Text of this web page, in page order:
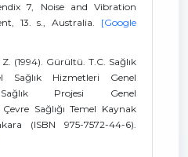
7, Noise and Vibration
13. s., Australia. [Google
(1994). Gürültü. T.C. Sağlık
Sağlık Hizmetleri Genel
Projesi Genel
Sağlığı Temel Kaynak
(ISBN 975-7572-44-6).